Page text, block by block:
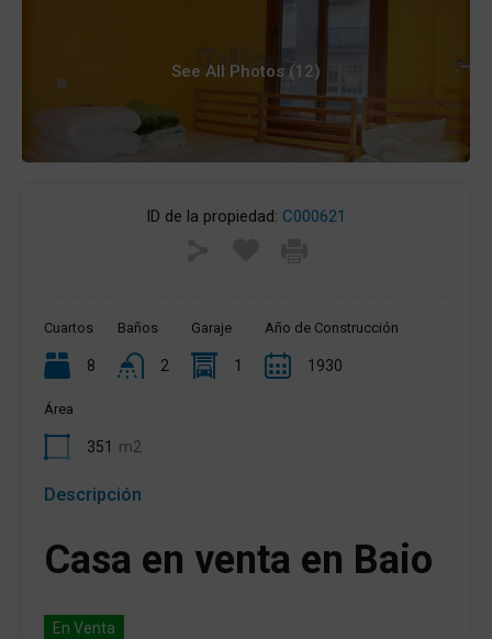
See All Photos (12)
ID de la propiedad: C000621
Cuartos
8
Baños
2
Garaje
1
Año de Construcción
1930
Área
351 m2
Descripción
Casa en venta en Baio
En Venta